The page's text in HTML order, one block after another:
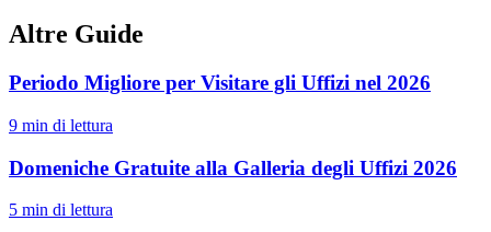
Altre Guide
Periodo Migliore per Visitare gli Uffizi nel 2026
9 min di lettura
Domeniche Gratuite alla Galleria degli Uffizi 2026
5 min di lettura